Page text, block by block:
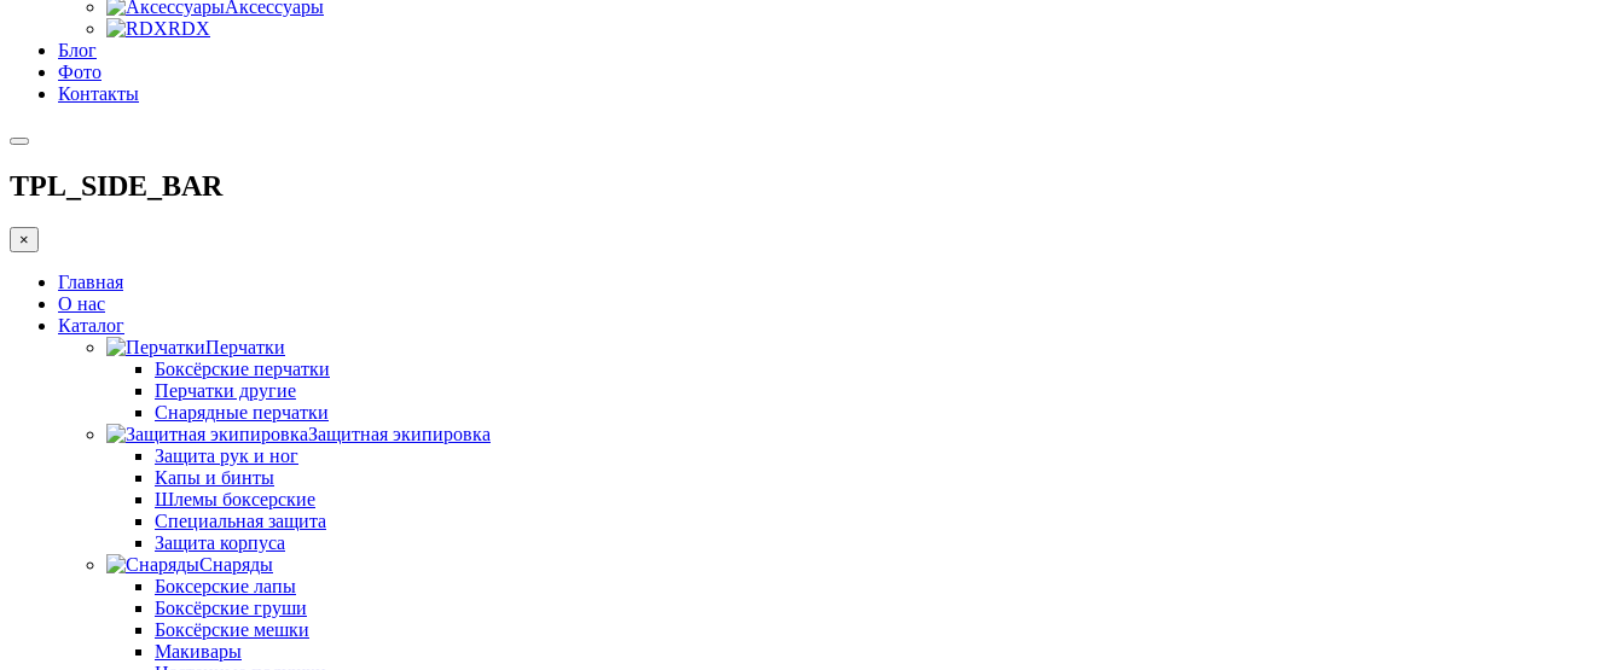
Аксессуары
RDX
Блог
Фото
Контакты
TPL_SIDE_BAR
×
Главная
О нас
Каталог
Перчатки
Боксёрские перчатки
Перчатки другие
Снарядные перчатки
Защитная экипировка
Защита рук и ног
Капы и бинты
Шлемы боксерские
Специальная защита
Защита корпуса
Снаряды
Боксерские лапы
Боксёрские груши
Боксёрские мешки
Макивары